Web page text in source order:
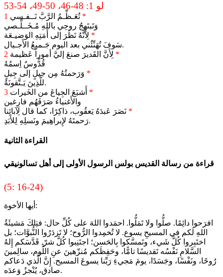
لو 1: 48-46، 50-49، 54-53
1 تُعَـظِّـمُ الرَّبَّ نَــفـسي *
وَتَبتَهِجُ روحِي باللهِ مُـخَــلِّـصي
*
سَوفَ تُهَنِّئُني بعد اليوم جَـميعُ الأَجـيال.
2
*
قُدُّوسٌ اِسمُهُ
*
للَّذِينَ يَـتَّقونَهُ.
3
*
والأَغنياءُ صَرَفَهُم فارِغين
نَصَرَ عَبدَهُ يَعقُوب، ذاكِرًا، كما قال لِآبائِنا *
رَحمتَهُ لإِبراهِيمَ ونَسلِهِ لِلأَبَدِ.
القراءة الثانية
قراءة من رسالة القديس بولس الرسول الأولى إلى أهل تسالونيقي
(5: 16-24)
أيها الأخوة:
افرَحوا دائِمًا. صلُّوا ولا تَمَلُّوا. احمَدوا اللهَ على كُلِّ حال: فتِلكَ مَشيئَةُ
اللهِ لَكم في المسيحِ يسوع. لا تُخمِدوا الرُّوح؛ لا تَزدَرُوا النُّبوَّات؛ بل
اختَبِروا كُلَّ شَيء، وتَمسَّكوا بِالحَسن؛ اجتَنِبوا كُلَّ شرّ. قَدَّسَكم إِلهُ
السَّلامِ نَفْسُه تَقديسًا تامًّا، وحَفِظَكم مُنزّهينَ عنِ اللَّوم، سالِمينَ
رُوحًا، ونَفْسًا، وجَسَدًا، يومَ مَجيءِ رَبِّنا يسوعَ المسيح. إِنَّ الَّذي دَعاكم
صادق، يُنْجزُ وَعدَه.